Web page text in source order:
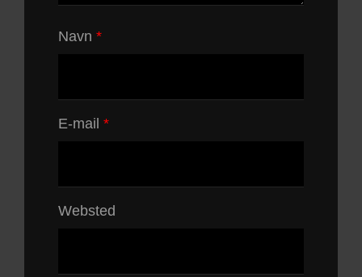
Navn *
E-mail *
Websted